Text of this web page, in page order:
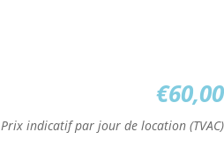
€60,00
Prix indicatif par jour de location (TVAC)